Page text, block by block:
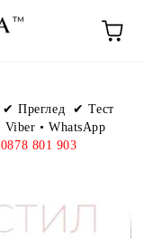
✔ Преглед ✔ Тест
Viber • WhatsApp
0878 801 903